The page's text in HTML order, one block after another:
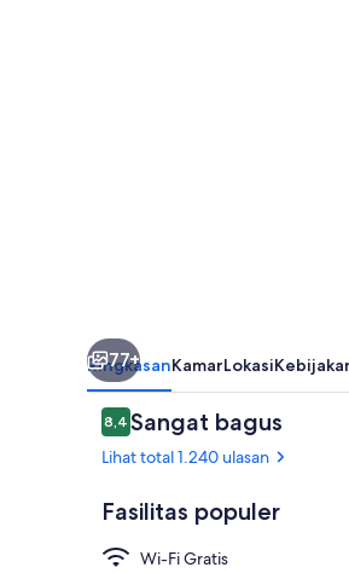
77+
RingkasanKamarLokasi
Ulasan
8,48,4 dari 10
Sangat bagus
Lihat total 1.240 ulasan
Fasilitas populer
Wi-Fi Gratis